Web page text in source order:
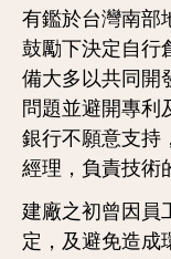
有鑑於台灣南部
鼓勵下決定自行
備大多以共同開
問題並避開專利
銀行不願意支持
經理，負責技術
建廠之初曾因員
定，及避免造成